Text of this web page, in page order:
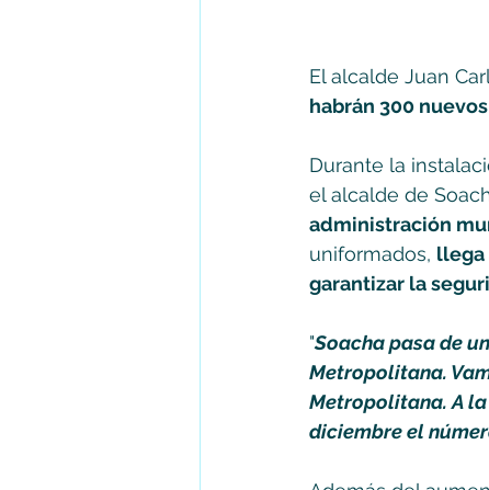
El alcalde Juan
habrán 300
Durante la
el alcalde de
administración
uniformados, llega
garantizar la
"Soacha pasa de
Metropolitana.
Metropolitana. A
diciembre el